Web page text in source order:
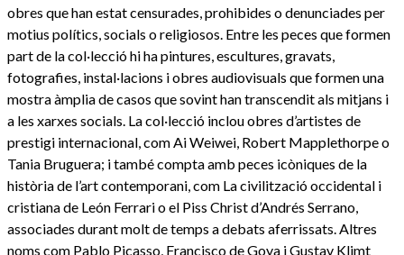
obres que han estat censurades, prohibides o denunciades per
motius polítics, socials o religiosos. Entre les peces que formen
part de la col·lecció hi ha pintures, escultures, gravats,
fotografies, instal·lacions i obres audiovisuals que formen una
mostra àmplia de casos que sovint han transcendit als mitjans i
a les xarxes socials. La col·lecció inclou obres d’artistes de
prestigi internacional, com Ai Weiwei, Robert Mapplethorpe o
Tania Bruguera; i també compta amb peces icòniques de la
història de l’art contemporani, com La civilització occidental i
cristiana de León Ferrari o el Piss Christ d’Andrés Serrano,
associades durant molt de temps a debats aferrissats. Altres
noms com Pablo Picasso, Francisco de Goya i Gustav Klimt